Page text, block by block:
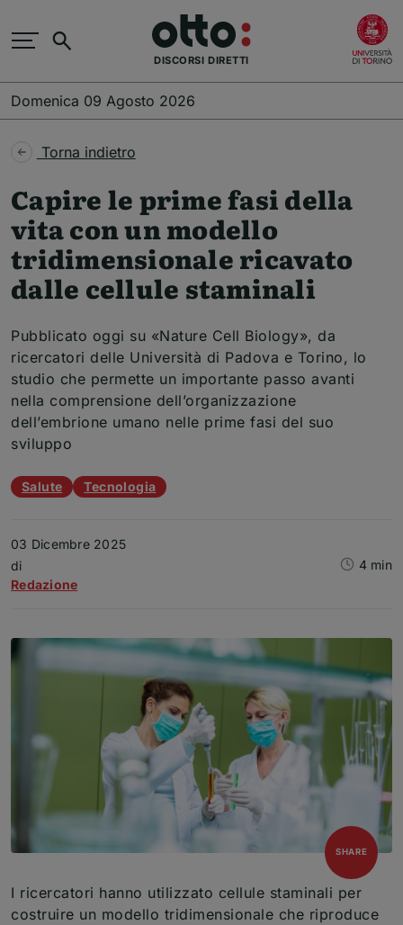
Salta al contenuto principale
DISCORSI DIRETTI
Domenica 09 Agosto 2026
Torna indietro
Capire le prime fasi della
vita con un modello
tridimensionale ricavato
dalle cellule staminali
Pubblicato oggi su «Nature Cell Biology», da
ricercatori delle Università di Padova e Torino, lo
studio che permette un importante passo avanti
nella comprensione dell’organizzazione
dell’embrione umano nelle prime fasi del suo
sviluppo
Salute Tecnologia
03 Dicembre 2025
Articolo
di
Redazione
4 min
open
SHARE
I ricercatori hanno utilizzato cellule staminali per
costruire un modello tridimensionale che riproduce